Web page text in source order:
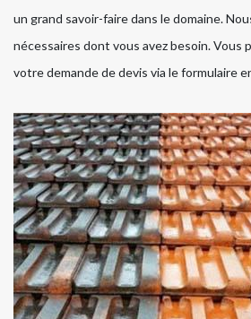
un grand savoir-faire dans le domaine.
nécessaires dont vous avez besoin. Vous
votre demande de devis via le formulaire